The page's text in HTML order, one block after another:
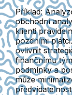
Příklad:
obchodní
klienti
pozdními
ovlivnit
finančnímu
podmínky a
může